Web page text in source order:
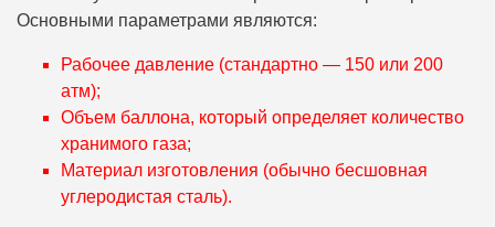
Основными параметрами являются:
Рабочее давление (стандартно — 150 или 200
атм);
Объем баллона, который определяет количество
хранимого газа;
Материал изготовления (обычно бесшовная
углеродистая сталь).